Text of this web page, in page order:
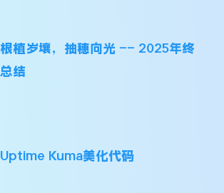
根植岁壤，抽穗向光 —— 2025年终
总结
Uptime Kuma美化代码